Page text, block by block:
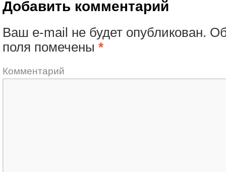
Добавить комментарий
Ваш e-mail не будет опубликован.
поля помечены *
Комментарий